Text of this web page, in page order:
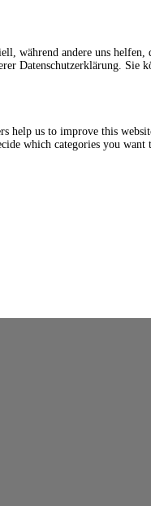
während andere uns helfen,
Datenschutzerklärung. Sie
help us to improve this
which categories you want